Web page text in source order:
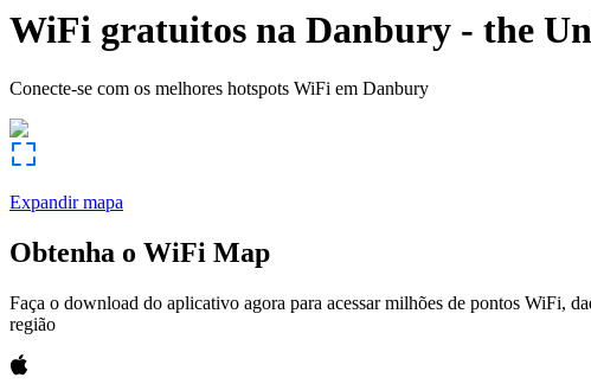
WiFi gratuitos na Danbury - the
Conecte-se com os melhores hotspots WiFi em Danbury
Expandir mapa
Obtenha o WiFi Map
Faça o download do aplicativo agora para acessar milhões de pontos WiFi,
região